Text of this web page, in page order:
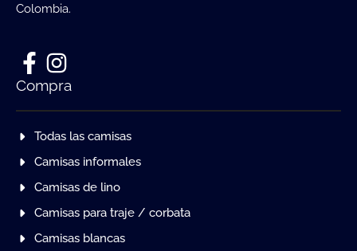
Colombia.
Compra
Todas las camisas
Camisas informales
Camisas de lino
Camisas para traje / corbata
Camisas blancas